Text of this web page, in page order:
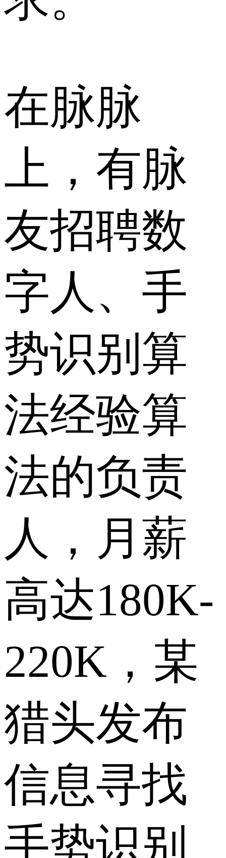
在脉脉
上，有脉
友招聘数
字人、手
势识别算
法经验算
法的负责
人，月薪
高达180K-
220K，某
猎头发布
信息寻找
手势识别